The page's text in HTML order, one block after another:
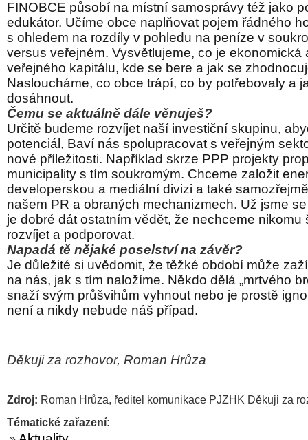
FINOBCE působí na místní samosprávy též jako
edukátor. Učíme obce naplňovat pojem řádného
s ohledem na rozdíly v pohledu na peníze v
versus veřejném. Vysvětlujeme, co je ekonomická
veřejného kapitálu, kde se bere a jak se
Nasloucháme, co obce trápí, co by potřebovaly a
dosáhnout.
Čemu se aktuálně dále věnuješ?
Určitě budeme rozvíjet naší investiční skupinu,
potenciál, Baví nás spolupracovat s veřejným
nové příležitosti. Například skrze PPP projekty
municipality s tím soukromým. Chceme založit
developerskou a mediální divizi a také
našem PR a obraných mechanizmech. Už jsme
je dobré dát ostatním vědět, že nechceme nikomu
rozvíjet a podporovat.
Napadá tě nějaké poselství na závěr?
Je důležité si uvědomit, že těžké období může
na nás, jak s tím naložíme. Někdo dělá „mrtvého
snaží svým průšvihům vyhnout nebo je prostě
není a nikdy nebude náš případ.
Děkuji za rozhovor, Roman Hrůza
Zdroj: Roman Hrůza, ředitel komunikace PJZHK Děkuji za
Tématické zařazení: